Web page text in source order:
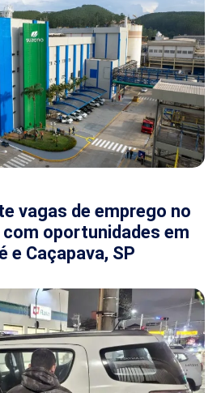
vagas de emprego no
com oportunidades em
e Caçapava, SP